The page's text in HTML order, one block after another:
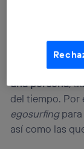
En Internet,
paso de los
una persona,
del tiempo. Por
egosurfingpara
así como las
Nosotros,
realizar
(como se
basadas en tu
aquí
internet
operadoras
La tecnología
prioridad
La tecnología
operadora de